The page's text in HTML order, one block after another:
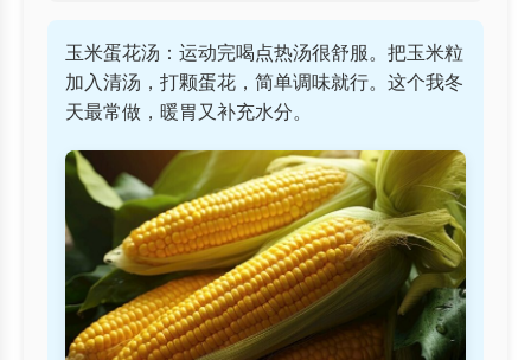
玉米蛋花汤：运动完喝点热汤很舒服。把玉米粒
加入清汤，打颗蛋花，简单调味就行。这个我冬
天最常做，暖胃又补充水分。